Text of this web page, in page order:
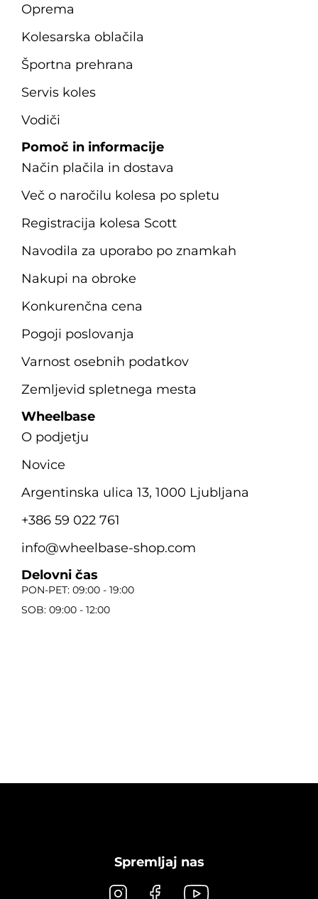
Oprema
Kolesarska oblačila
Športna prehrana
Servis koles
Vodiči
Pomoč in informacije
Način plačila in dostava
Več o naročilu kolesa po spletu
Registracija kolesa Scott
Navodila za uporabo po znamkah
Nakupi na obroke
Konkurenčna cena
Pogoji poslovanja
Varnost osebnih podatkov
Zemljevid spletnega mesta
Wheelbase
O podjetju
Novice
Argentinska ulica 13, 1000 Ljubljana
+386 59 022 761
info@wheelbase-shop.com
Delovni čas
PON-PET: 09:00 - 19:00
SOB: 09:00 - 12:00
Spremljaj nas